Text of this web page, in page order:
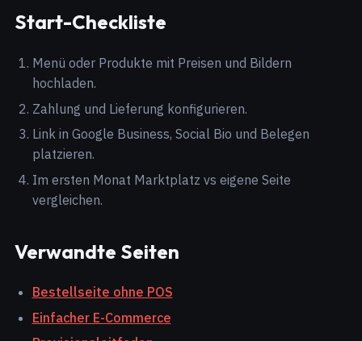
Start-Checkliste
Menü oder Produkte mit Preisen und Bildern
hochladen.
Zahlung und Lieferung konfigurieren.
Link in Google Business, Social Bio und Belegen
platzieren.
Im ersten Monat Marktplatz vs eigene Seite
vergleichen.
Verwandte Seiten
Bestellseite ohne POS
Einfacher E-Commerce